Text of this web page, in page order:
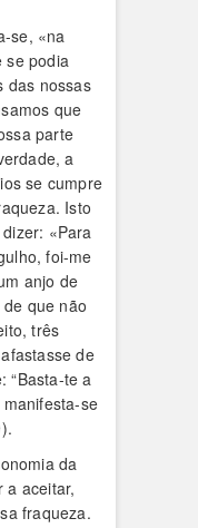
se, «na
se podia
das nossas
que
parte
a
se cumpre
Isto
«Para
foi-me
anjo de
que não
três
de
“Basta-te a
se
da
a aceitar,
fraqueza.